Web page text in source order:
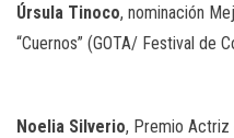
Úrsula Tinoco, nominación
“Cuernos” (GOTA/ Festival de
Noelia Silverio, Premio Actriz